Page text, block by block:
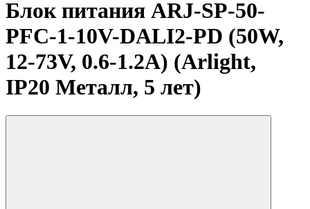
Блок питания ARJ-SP-50-
PFC-1-10V-DALI2-PD (50W,
12-73V, 0.6-1.2A) (Arlight,
IP20 Металл, 5 лет)